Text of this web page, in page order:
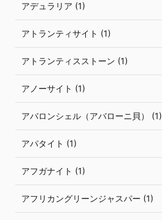
アデュラリア (1)
アトランティサイト (1)
アトランティスストーン (1)
アノーサイト (1)
アバロンシェル（アバローニ貝） (1)
アパタイト (1)
アフガナイト (1)
アフリカングリーンジャスパー (1)